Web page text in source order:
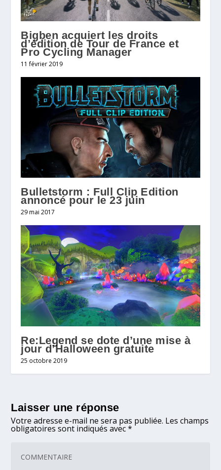
Bigben acquiert les droits
d’édition de Tour de France et
Pro Cycling Manager
11 février 2019
Bulletstorm : Full Clip Edition
annoncé pour le 23 juin
29 mai 2017
Re:Legend se dote d’une mise à
jour d’Halloween gratuite
25 octobre 2019
Laisser une réponse
Votre adresse e-mail ne sera pas publiée. Les champs
obligatoires sont indiqués avec*